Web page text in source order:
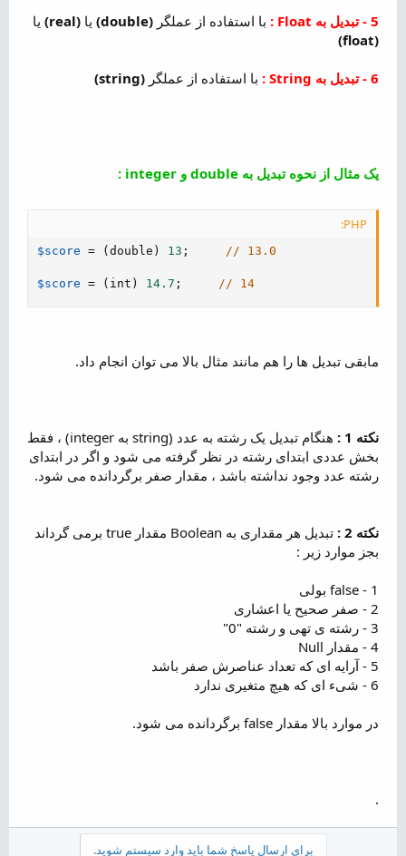
5 - تبدیل به Float : با استفاده از عملگر (double) یا (real)
یا
(float)
6 - تبدیل به String : با استفاده از عملگر (string)
یک مثال از نحوه تبدیل به double و integer :
PHP:
$score = (double ) 13 ; // 13.0
$score = ( int ) 14.7 ; // 14
مابقی تبدیل ها را هم مانند مثال بالا می توان انجام داد.
نکته 1 :
هنگام تبدیل یک رشته به عدد (string به integer) ، فقط
بخش عددی ابتدای رشته در نظر گرفته می شود و اگر در ابتدای
رشته عدد وجود نداشته باشد ، مقدار صفر برگردانده می شود.
نکته 2 :
تبدیل هر مقداری به Boolean مقدار true برمی گرداند
بجز موارد زیر :
1 - false بولی
2 - صفر صحیح یا اعشاری
3 - رشته ی تهی و رشته "0"
4 - مقدار Null
5 - آرایه ای که تعداد عناصرش صفر باشد
6 - شیء ای که هیچ متغیری ندارد
در موارد بالا مقدار false برگردانده می شود.
.
برای ارسال پاسخ شما باید وارد سیستم شوید.